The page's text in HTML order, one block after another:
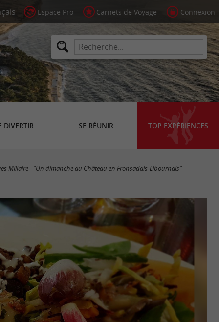
Espace Pro Carnets de Voyage Connexion
DIVERTIR SE RÉUNIR TOP EXPÉRIENCES
Millaire - "Un dimanche au Château en Fronsadais-Libournais"